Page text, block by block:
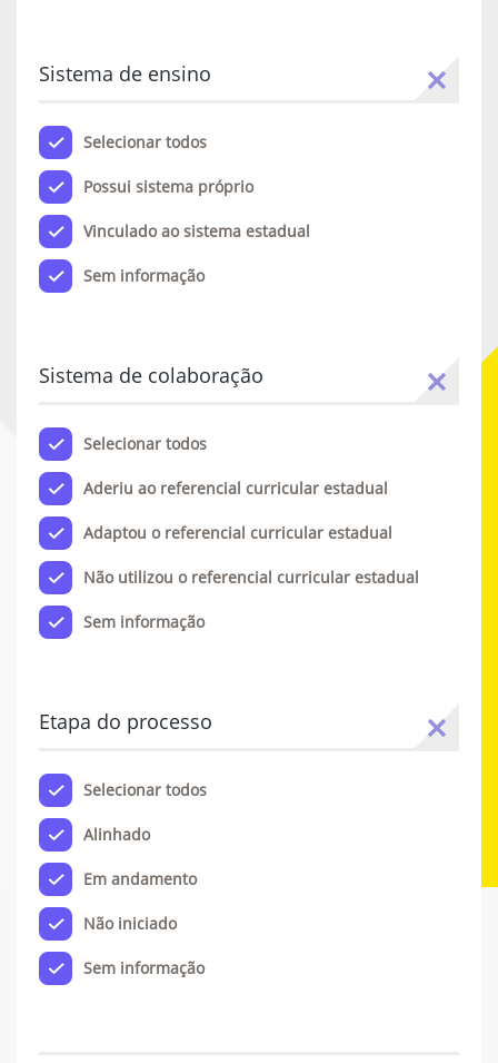
Sistema de ensino
Selecionar todos
Possui sistema próprio
Vinculado ao sistema estadual
Sem informação
Sistema de colaboração
Selecionar todos
Aderiu ao referencial curricular estadual
Adaptou o referencial curricular estadual
Não utilizou o referencial curricular estadual
Sem informação
Etapa do processo
Selecionar todos
Alinhado
Em andamento
Não iniciado
Sem informação